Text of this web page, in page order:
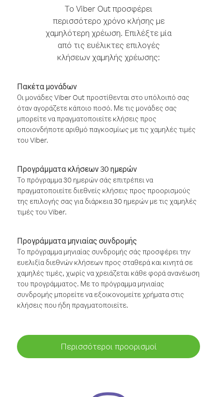
Το Viber Out προσφέρει
περισσότερο χρόνο κλήσης με
χαμηλότερη χρέωση. Επιλέξτε μία
από τις ευέλικτες επιλογές
κλήσεων χαμηλής χρέωσης:
Πακέτα μονάδων
Οι μονάδες Viber Out προστίθενται στο υπόλοιπό σας
όταν αγοράζετε κάποιο ποσό. Με τις μονάδες σας
μπορείτε να πραγματοποιείτε κλήσεις προς
οποιονδήποτε αριθμό παγκοσμίως με τις χαμηλές τιμές
του Viber.
Προγράμματα κλήσεων 30 ημερών
Το πρόγραμμα 30 ημερών σάς επιτρέπει να
πραγματοποιείτε διεθνείς κλήσεις προς προορισμούς
της επιλογής σας για διάρκεια 30 ημερών με τις χαμηλές
τιμές του Viber.
Προγράμματα μηνιαίας συνδρομής
Το πρόγραμμα μηνιαίας συνδρομής σάς προσφέρει την
ευελιξία διεθνών κλήσεων προς σταθερά και κινητά σε
χαμηλές τιμές, χωρίς να χρειάζεται κάθε φορά ανανέωση
του προγράμματος. Με το πρόγραμμα μηνιαίας
συνδρομής μπορείτε να εξοικονομείτε χρήματα στις
κλήσεις που ήδη πραγματοποιείτε.
Περισσότεροι προορισμοί